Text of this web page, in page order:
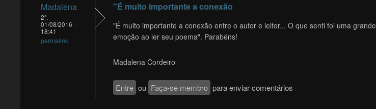
Madalena
2ª,
01/08/2016 -
18:41
permalink
"É muito importante a conexão
"É muito importante a conexão entre o autor e leitor... O que senti foi uma grande
emoção ao ler seu poema". Parabéns!
Madalena Cordeiro
Entre ou Faça-se membro para enviar comentários